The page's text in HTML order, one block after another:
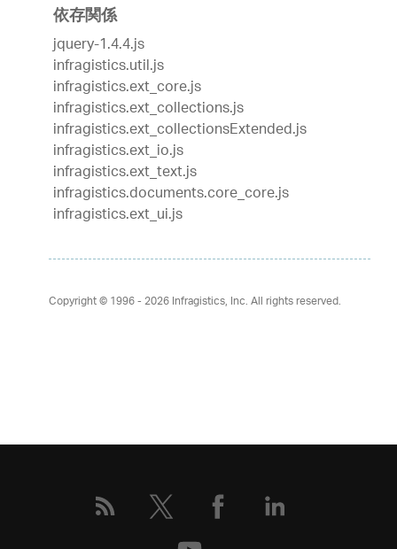
依存関係
jquery-1.4.4.js
infragistics.util.js
infragistics.ext_core.js
infragistics.ext_collections.js
infragistics.ext_collectionsExtended.js
infragistics.ext_io.js
infragistics.ext_text.js
infragistics.documents.core_core.js
infragistics.ext_ui.js
Copyright © 1996 - 2026Infragistics, Inc. All rights reserved.